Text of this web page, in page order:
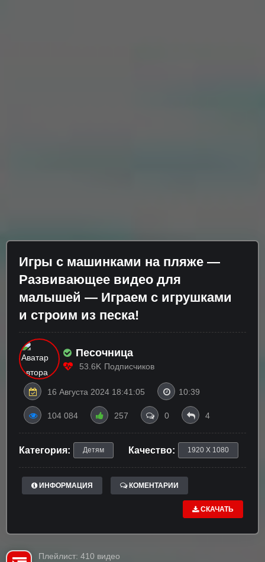
Игры с машинками на пляже —
Развивающее видео для
малышей — Играем с игрушками
и строим из песка!
Песочница
53.6K Подписчиков
16 Августа 2024 18:41:05 10:39
104 084 257 0 4
Категория: Детям Качество: 1920 X 1080
ИНФОРМАЦИЯ КОМЕНТАРИИ
СКАЧАТЬ
Плейлист: 410 видео